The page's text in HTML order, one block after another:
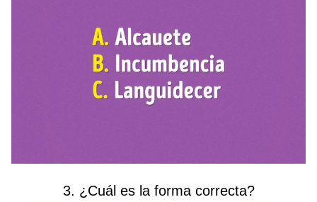
3. ¿Cuál es la forma correcta?